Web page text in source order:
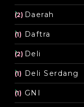
Daerah
(2)
Daftra
(1)
Deli
(2)
Deli Serdang
(1)
GNI
(1)